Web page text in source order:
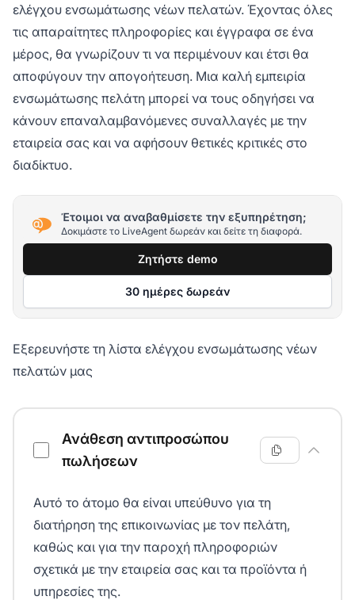
ελέγχου ενσωμάτωσης νέων πελατών. Έχοντας όλες
τις απαραίτητες πληροφορίες και έγγραφα σε ένα
μέρος, θα γνωρίζουν τι να περιμένουν και έτσι θα
αποφύγουν την απογοήτευση. Μια καλή εμπειρία
ενσωμάτωσης πελάτη μπορεί να τους οδηγήσει να
κάνουν επαναλαμβανόμενες συναλλαγές με την
εταιρεία σας και να αφήσουν θετικές κριτικές στο
διαδίκτυο.
Έτοιμοι να αναβαθμίσετε την εξυπηρέτηση;
Δοκιμάστε το LiveAgent δωρεάν και δείτε τη διαφορά.
Ζητήστε demo
30 ημέρες δωρεάν
Εξερευνήστε τη λίστα ελέγχου ενσωμάτωσης νέων
πελατών μας
Λίστα ελέγχου για την ενσωμάτωση νέων πελατών
Ανάθεση αντιπροσώπου
πωλήσεων
Αυτό το άτομο θα είναι υπεύθυνο για τη
διατήρηση της επικοινωνίας με τον πελάτη,
καθώς και για την παροχή πληροφοριών
σχετικά με την εταιρεία σας και τα προϊόντα ή
υπηρεσίες της.